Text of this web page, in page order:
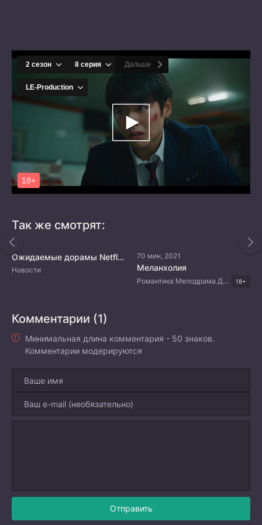
Так же смотрят:
Ожидаемые дорамы Netflix в 2025 году
Новости
70 мин, 2021
Меланхолия
Романтика Мелодрама Драма Корейские дорамы 18+
Комментарии (1)
Минимальная длина комментария - 50 знаков.
Комментарии модерируются
Отправить